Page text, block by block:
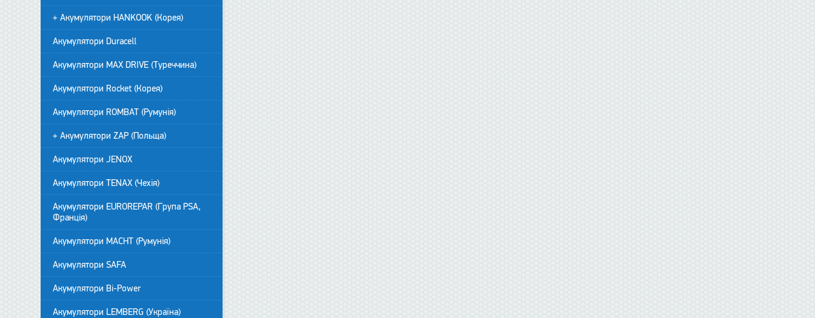
+ Акумулятори HANKOOK (Корея)
Акумулятори Duracell
Акумулятори MAX DRIVE (Туреччина)
Акумулятори Rocket (Корея)
Акумулятори ROMBAT (Румунія)
+ Акумулятори ZAP (Польща)
Акумулятори JENOX
Акумулятори TENAX (Чехія)
Акумулятори EUROREPAR (Група PSA,
Франція)
Акумулятори MACHT (Румунія)
Акумулятори SAFA
Акумулятори Bi-Power
Акумулятори LEMBERG (Україна)